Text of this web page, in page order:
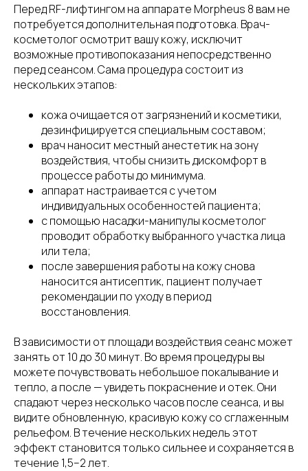
Перед RF-лифтингом на аппарате Morpheus 8 вам не
потребуется дополнительная подготовка. Врач-
косметолог осмотрит вашу кожу, исключит
возможные противопоказания непосредственно
перед сеансом. Сама процедура состоит из
нескольких этапов:
кожа очищается от загрязнений и косметики,
дезинфицируется специальным составом;
врач наносит местный анестетик на зону
воздействия, чтобы снизить дискомфорт в
процессе работы до минимума.
аппарат настраивается с учетом
индивидуальных особенностей пациента;
с помощью насадки-манипулы косметолог
проводит обработку выбранного участка лица
или тела;
после завершения работы на кожу снова
наносится антисептик, пациент получает
рекомендации по уходу в период
восстановления.
В зависимости от площади воздействия сеанс может
занять от 10 до 30 минут. Во время процедуры вы
можете почувствовать небольшое покалывание и
тепло, а после — увидеть покраснение и отек. Они
спадают через несколько часов после сеанса, и вы
видите обновленную, красивую кожу со сглаженным
рельефом. В течение нескольких недель этот
эффект становится только сильнее и сохраняется в
течение 1,5–2 лет.